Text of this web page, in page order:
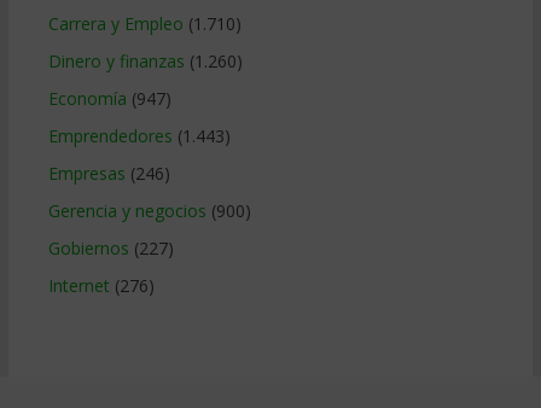
Carrera y Empleo (1.710)
Dinero y finanzas (1.260)
Economía (947)
Emprendedores (1.443)
Empresas (246)
Gerencia y negocios (900)
Gobiernos (227)
Internet (276)